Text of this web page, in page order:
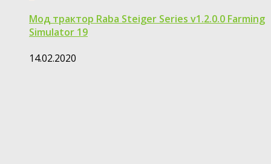
Мод трактор Raba Steiger Series v1.2.0.0 Farming
Simulator 19
14.02.2020